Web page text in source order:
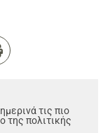
τις πιο
της πολιτικής